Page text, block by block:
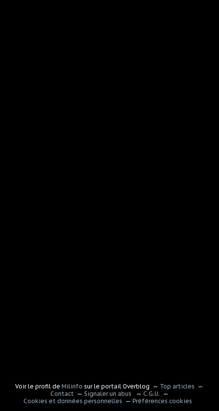
Voir le profil deMilinfo sur le portail Overblog
Top articles
Contact
Signaler un abus
C.G.U.
Cookies et données personnelles
Préférences cookies